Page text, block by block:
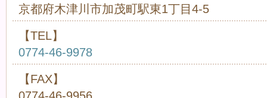
京都府木津川市加茂町駅東1丁目4-5
【TEL】
0774-46-9978
【FAX】